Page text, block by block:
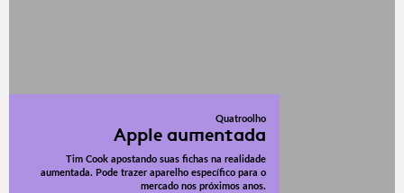
Quatroolho
Apple aumentada
Tim Cook apostando suas fichas na realidade
aumentada. Pode trazer aparelho específico para o
mercado nos próximos anos.